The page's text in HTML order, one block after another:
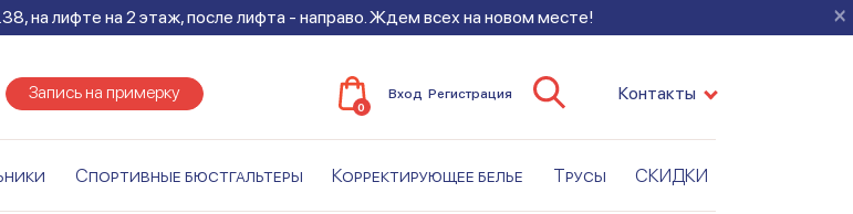
×
на лифте на 2 этаж, после лифта - направо. Ждем всех на новом месте!
Запись на примерку
0
Вход Регистрация Контакты
Спортивные бюстгальтеры Корректирующее белье Трусы СКИДКИ